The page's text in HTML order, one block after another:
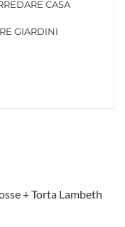
CASA
GIARDINI
+ Torta Lambeth